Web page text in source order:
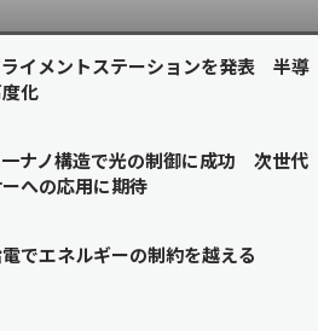
イメントステーションを発表 半導
化
ナノ構造で光の制御に成功 次世代
への応用に期待
でエネルギーの制約を越える